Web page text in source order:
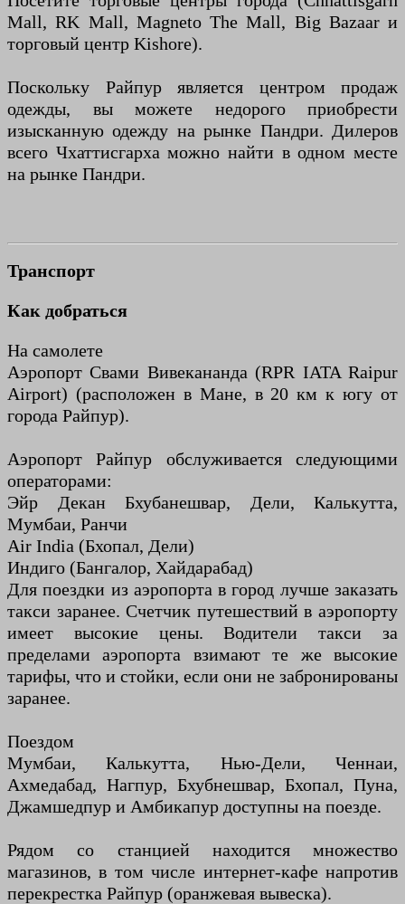
Mall, RK Mall, Magneto The Mall, Big Bazaar и
торговый центр Kishore).
Поскольку Райпур является центром продаж
одежды, вы можете недорого приобрести
изысканную одежду на рынке Пандри. Дилеров
всего Чхаттисгарха можно найти в одном месте
на рынке Пандри.
Транспорт
Как добраться
На самолете
Аэропорт Свами Вивекананда (RPR IATA Raipur
Airport) (расположен в Мане, в 20 км к югу от
города Райпур).
Аэропорт Райпур обслуживается следующими
операторами:
Эйр Декан Бхубанешвар, Дели, Калькутта,
Мумбаи, Ранчи
Air India (Бхопал, Дели)
Индиго (Бангалор, Хайдарабад)
Для поездки из аэропорта в город лучше заказать
такси заранее. Счетчик путешествий в аэропорту
имеет высокие цены. Водители такси за
пределами аэропорта взимают те же высокие
тарифы, что и стойки, если они не забронированы
заранее.
Поездом
Мумбаи, Калькутта, Нью-Дели, Ченнаи,
Ахмедабад, Нагпур, Бхубнешвар, Бхопал, Пуна,
Джамшедпур и Амбикапур доступны на поезде.
Рядом со станцией находится множество
магазинов, в том числе интернет-кафе напротив
перекрестка Райпур (оранжевая вывеска).